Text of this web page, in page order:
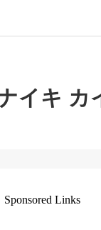
イキ カ
Sponsored Links